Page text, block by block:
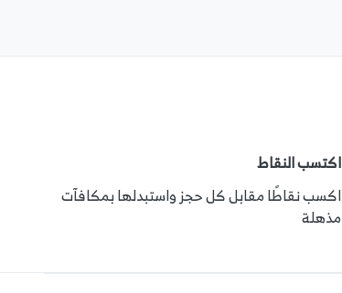
اكتسب النقاط
اكسب نقاطًا مقابل كل حجز واستبدلها بمكافآت
مذهلة